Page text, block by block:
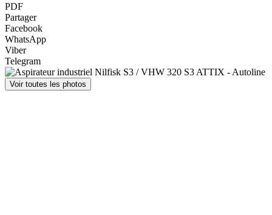
PDF
Partager
Facebook
WhatsApp
Viber
Telegram
Voir toutes les photos